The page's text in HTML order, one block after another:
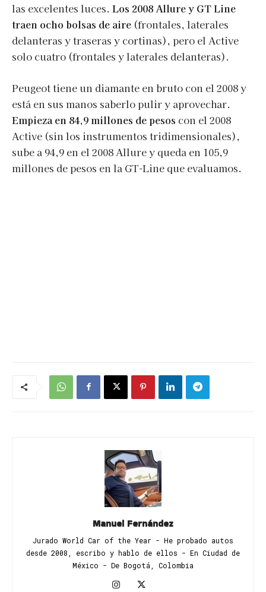
las excelentes luces. Los 2008 Allure y GT Line
traen ocho bolsas de aire (frontales, laterales
delanteras y traseras y cortinas), pero el Active
solo cuatro (frontales y laterales delanteras).
Peugeot tiene un diamante en bruto con el 2008 y
está en sus manos saberlo pulir y aprovechar.
Empieza en 84,9 millones de pesos con el 2008
Active (sin los instrumentos tridimensionales),
sube a 94,9 en el 2008 Allure y queda en 105,9
millones de pesos en la GT-Line que evaluamos.
Manuel Fernández
Jurado World Car of the Year - He probado autos
desde 2008, escribo y hablo de ellos - En Ciudad de
México - De Bogotá, Colombia